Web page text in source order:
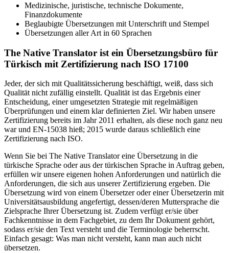
Medizinische, juristische, technische Dokumente,
Finanzdokumente
Beglaubigte Übersetzungen mit Unterschrift und Stempel
Übersetzungen aller Art in 60 Sprachen
The Native Translator ist ein Übersetzungsbüro für
Türkisch mit Zertifizierung nach ISO 17100
Jeder, der sich mit Qualitätssicherung beschäftigt, weiß, dass sich
Qualität nicht zufällig einstellt. Qualität ist das Ergebnis einer
Entscheidung, einer umgesetzten Strategie mit regelmäßigen
Überprüfungen und einem klar definierten Ziel. Wir haben unsere
Zertifizierung bereits im Jahr 2011 erhalten, als diese noch ganz neu
war und EN-15038 hieß; 2015 wurde daraus schließlich eine
Zertifizierung nach ISO.
Wenn Sie bei The Native Translator eine Übersetzung in die
türkische Sprache oder aus der türkischen Sprache in Auftrag geben,
erfüllen wir unsere eigenen hohen Anforderungen und natürlich die
Anforderungen, die sich aus unserer Zertifizierung ergeben. Die
Übersetzung wird von einem Übersetzer oder einer Übersetzerin mit
Universitätsausbildung angefertigt, dessen/deren Muttersprache die
Zielsprache Ihrer Übersetzung ist. Zudem verfügt er/sie über
Fachkenntnisse in dem Fachgebiet, zu dem Ihr Dokument gehört,
sodass er/sie den Text versteht und die Terminologie beherrscht.
Einfach gesagt: Was man nicht versteht, kann man auch nicht
übersetzen.